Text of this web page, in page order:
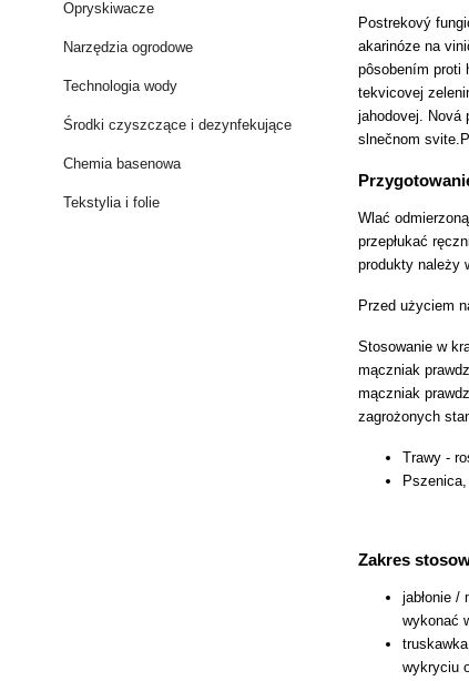
Opryskiwacze
Narzędzia ogrodowe
Technologia wody
Środki czyszczące i dezynfekujące
Chemia basenowa
Tekstylia i folie
Postrekový
akarinóze na
pôsobením proti
tekvicovej
jahodovej. Nová
slnečnom
Wlać
przepłukać
produkty należy
Przed użyciem
Stosowanie w
mączniak
mączniak
zagrożonych
Trawy -
Zakres
jabłonie
wykonać
wykryciu